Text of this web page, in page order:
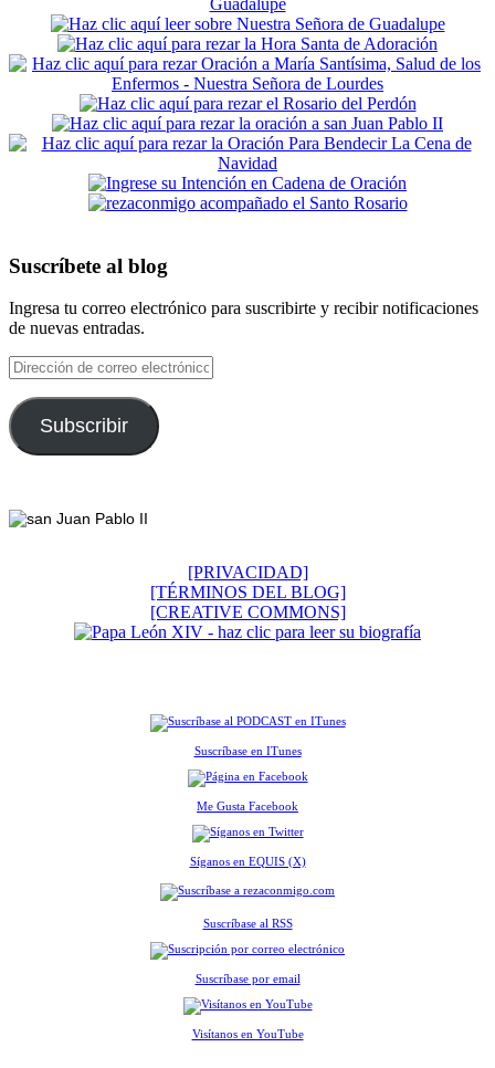
Suscríbete al blog
Ingresa tu correo electrónico para suscribirte y recibir notificaciones
de nuevas entradas.
Dirección
de
correo
electrónico
Subscribir
[PRIVACIDAD]
[TÉRMINOS DEL BLOG]
[CREATIVE COMMONS]
Suscríbase en ITunes
Me Gusta Facebook
Síganos en EQUIS (X)
Suscríbase al RSS
Suscríbase por email
Visítanos en YouTube